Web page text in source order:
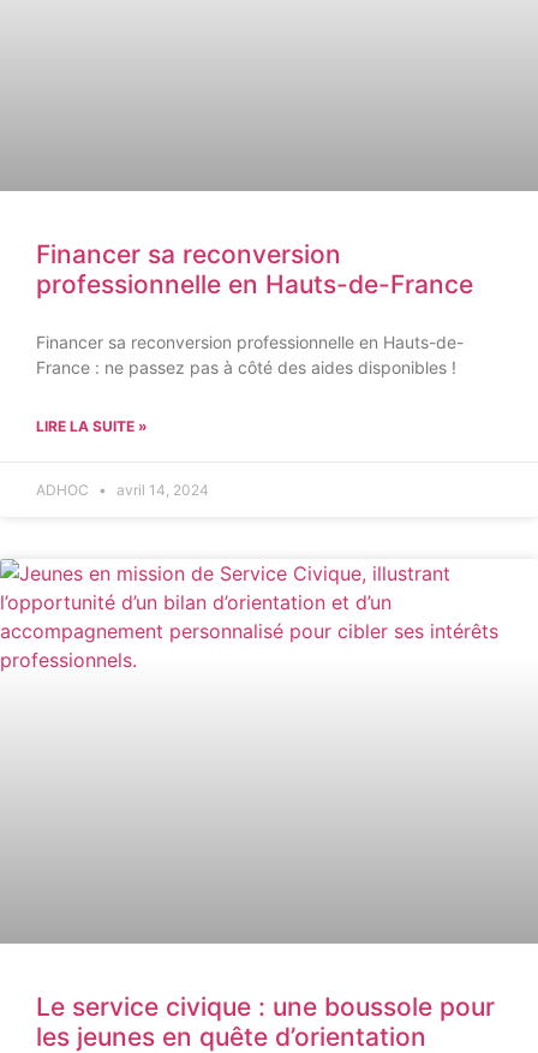
Financer sa reconversion
professionnelle en Hauts-de-France
Financer sa reconversion professionnelle en Hauts-de-
France : ne passez pas à côté des aides disponibles !
LIRE LA SUITE »
ADHOC avril 14, 2024
Le service civique : une boussole pour
les jeunes en quête d’orientation